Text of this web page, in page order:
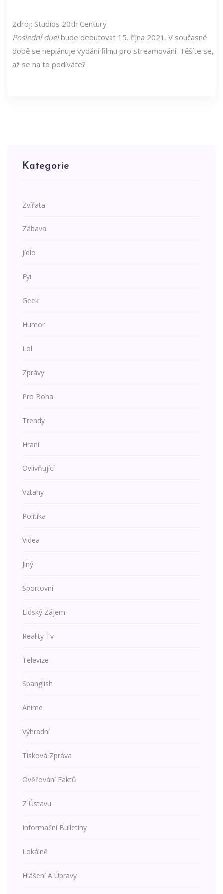
Zdroj: Studios 20th Century
Poslední duelbude debutovat 15. října 2021. V současné
době se neplánuje vydání filmu pro streamování. Těšíte se,
až se na to podíváte?
Kategorie
Zvířata
Zábava
Jídlo
Fyi
Geek
Humor
Lol
Zprávy
Pro Boha
Trendy
Hraní
Ovlivňující
Vztahy
Politika
Videa
Jiný
Sportovní
Lidský Zájem
Reality Tv
Televize
Spanglish
Anime
Výhradní
Tisková Zpráva
Ověřování Faktů
Z Ústavu
Informační Bulletiny
Lokálně
Hlášení A Úpravy